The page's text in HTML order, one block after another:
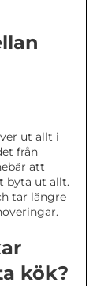
ut allt i
från
att
byta ut allt.
tar längre
kök?